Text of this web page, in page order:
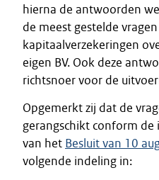
hierna de antwoorden
de meest gestelde
kapitaalverzekeringen
eigen BV. Ook deze
richtsnoer voor de
Opgemerkt zij dat de
gerangschikt conform
van het Besluit van 10
volgende indeling in: